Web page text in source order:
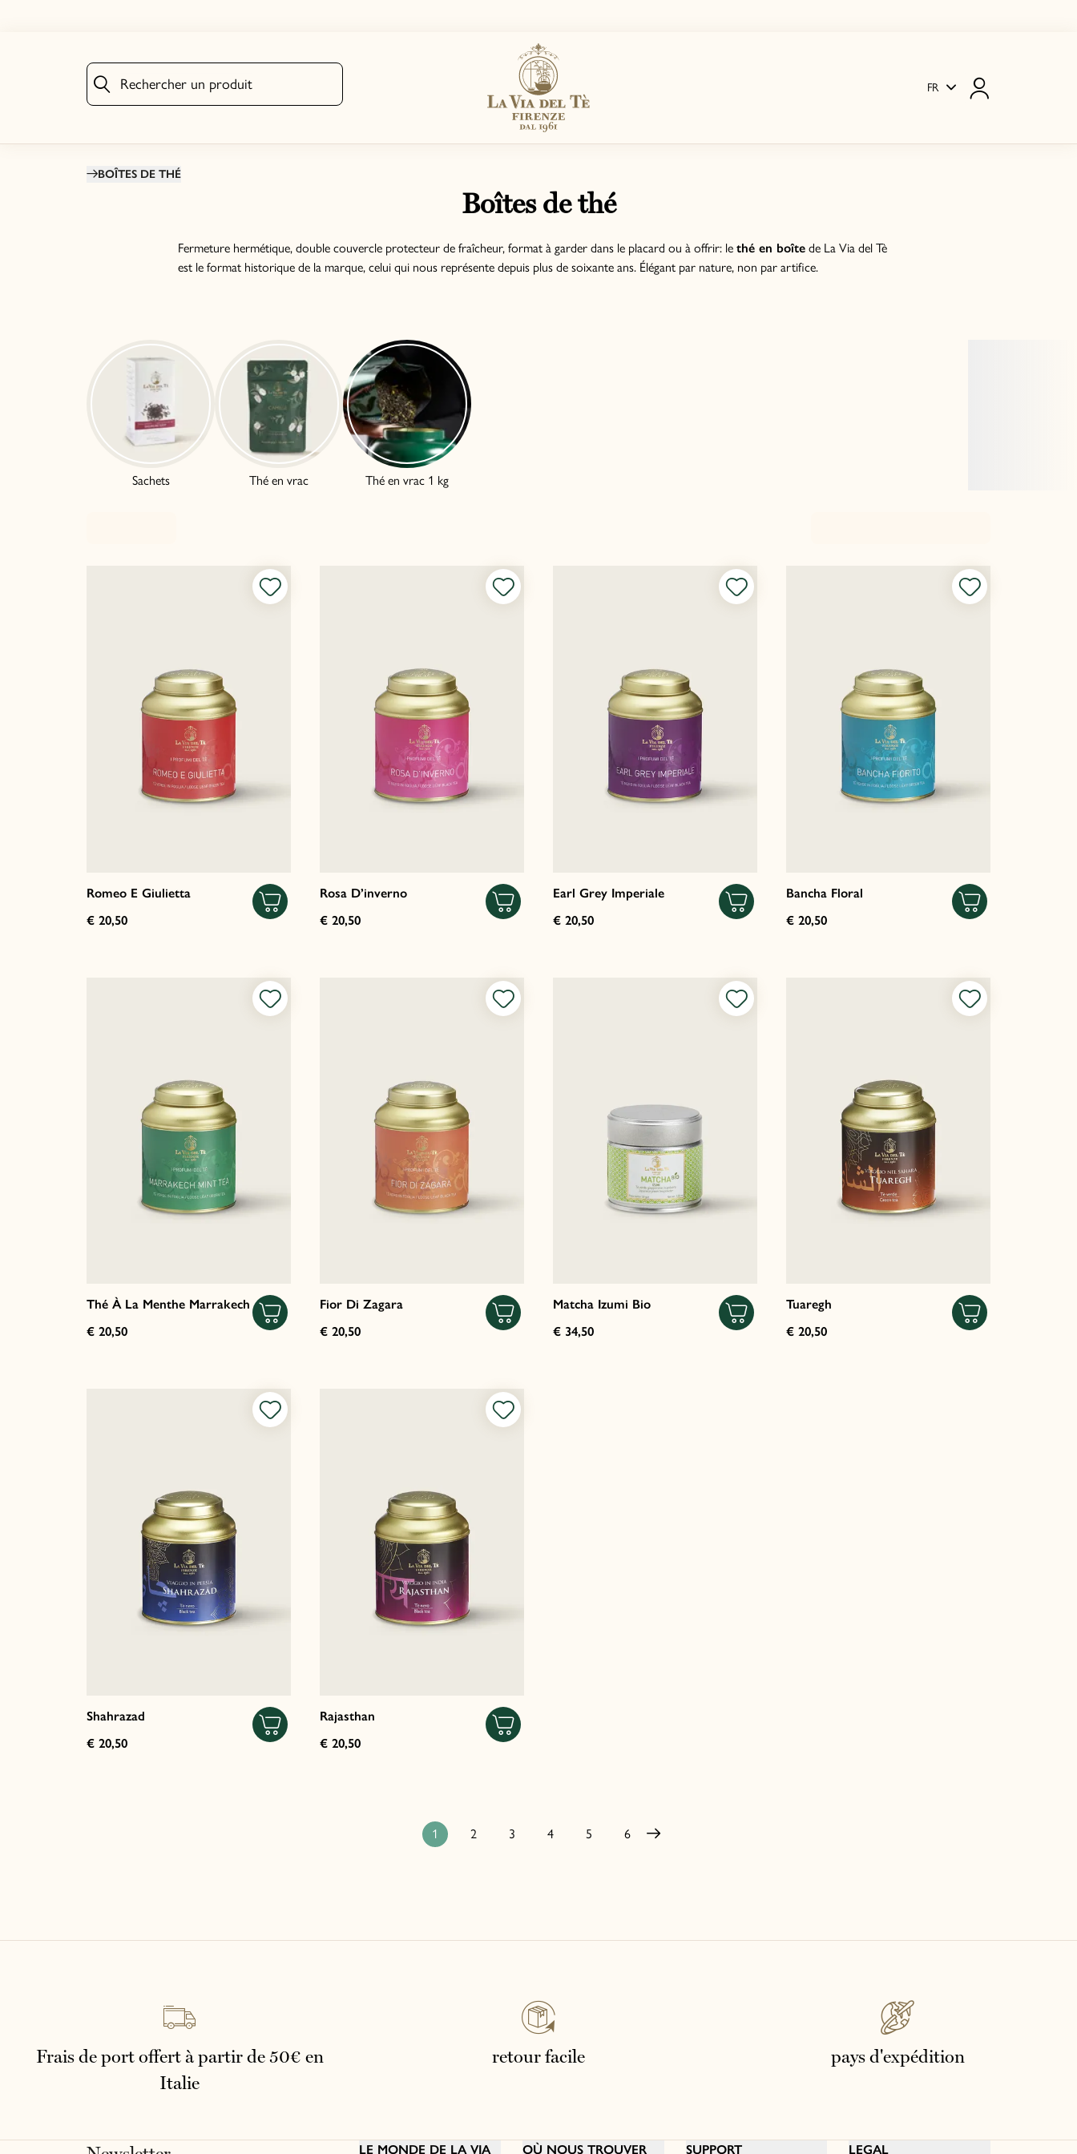
FR
Rechercher un produit
BOÎTES DE THÉ
Boîtes de thé
Fermeture hermétique, double couvercle protecteur de fraîcheur, format à garder dans le placard ou à offrir: le thé en boîte de La Via del Tè
est le format historique de la marque, celui qui nous représente depuis plus de soixante ans. Élégant par nature, non par artifice.
Sachets Thé en vrac Thé en vrac 1 kg
Romeo E Giulietta
€ 20,50
Rosa D’inverno
€ 20,50
Earl Grey Imperiale
€ 20,50
Bancha Floral
€ 20,50
Thé À La Menthe Marrakech
€ 20,50
Fior Di Zagara
€ 20,50
Matcha Izumi Bio
€ 34,50
Tuaregh
€ 20,50
Shahrazad
€ 20,50
Rajasthan
€ 20,50
1 2 3 4 5 6
Frais de port offert à partir de 50€ en
Italie
retour facile pays d'expédition
LE MONDE DE LA VIA OÙ NOUS TROUVER SUPPORT LEGAL